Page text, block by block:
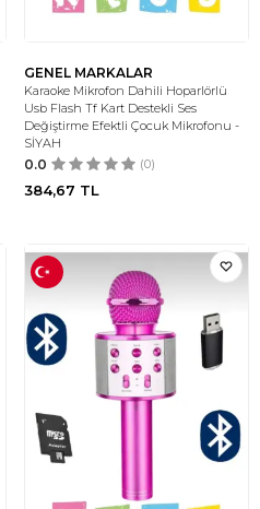
GENEL MARKALAR
Karaoke Mikrofon Dahili Hoparlörlü
Usb Flash Tf Kart Destekli Ses
Değiştirme Efektli Çocuk Mikrofonu -
SİYAH
0.0 (0)
384,67 TL